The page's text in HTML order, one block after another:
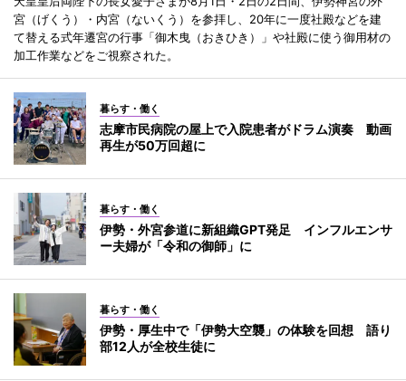
宮（げくう）・内宮（ないくう）を参拝し、20年に一度社殿などを建
て替える式年遷宮の行事「御木曳（おきひき）」や社殿に使う御用材の
加工作業などをご視察された。
暮らす・働く
志摩市民病院の屋上で入院患者がドラム演奏 動画
再生が50万回超に
暮らす・働く
伊勢・外宮参道に新組織GPT発足 インフルエンサ
ー夫婦が「令和の御師」に
暮らす・働く
伊勢・厚生中で「伊勢大空襲」の体験を回想 語り
部12人が全校生徒に